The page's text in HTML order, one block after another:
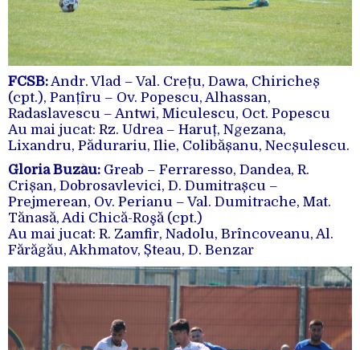
FCSB: Andr. Vlad – Val. Crețu, Dawa, Chiricheș
(cpt.), Panțîru – Ov. Popescu, Alhassan,
Radaslavescu – Antwi, Miculescu, Oct. Popescu
Au mai jucat: Rz. Udrea – Haruț, Ngezana,
Lixandru, Pădurariu, Ilie, Colibășanu, Necșulescu.
Gloria Buzău: Greab – Ferraresso, Dandea, R.
Crișan, Dobrosavlevici, D. Dumitrașcu –
Prejmerean, Ov. Perianu – Val. Dumitrache, Mat.
Tănasă, Adi Chică-Roşă (cpt.)
Au mai jucat: R. Zamfir, Nadolu, Brîncoveanu, Al.
Fărăgău, Akhmatov, Șteau, D. Benzar